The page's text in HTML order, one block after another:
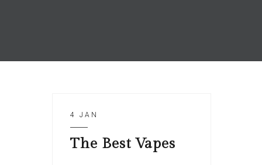
4 JAN
The Best Vapes